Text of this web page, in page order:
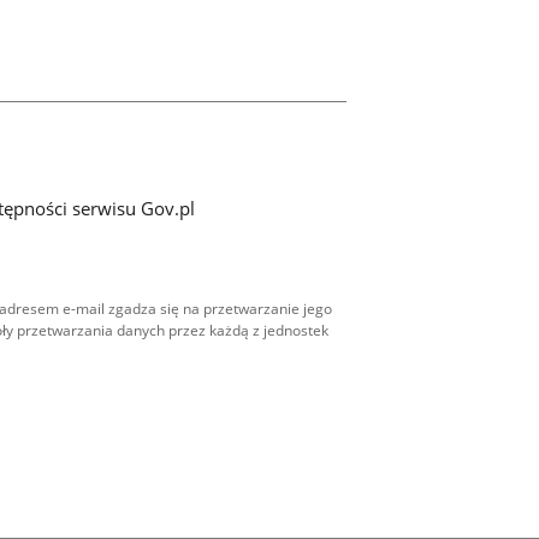
serwisu Gov.pl
e-mail zgadza się na przetwarzanie jego
przetwarzania danych przez każdą z jednostek